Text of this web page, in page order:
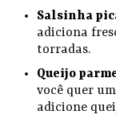
Salsinha
adiciona
torradas.
Queijo
você quer
adicione